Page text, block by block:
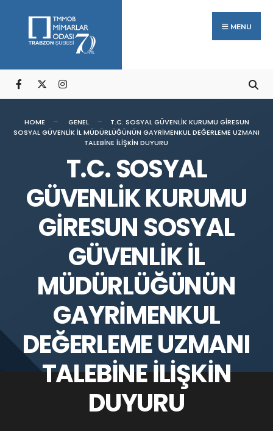
content
MENU
HOME GENEL
T.C. SOSYAL GÜVENLİK KURUMU GİRESUN
SOSYAL GÜVENLİK İL MÜDÜRLÜĞÜNÜN GAYRİMENKUL DEĞERLEME UZMANI
TALEBİNE İLİŞKİN DUYURU
T.C. SOSYAL
GÜVENLİK KURUMU
GİRESUN SOSYAL
GÜVENLİK İL
MÜDÜRLÜĞÜNÜN
GAYRİMENKUL
DEĞERLEME UZMANI
TALEBİNE İLİŞKİN
DUYURU